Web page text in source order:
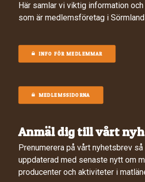
Här samlar vi viktig information
som är medlemsföretag i
INFO FÖR MEDLEMMAR
MEDLEMSSIDORNA
Anmäl dig till vårt
Prenumerera på vårt nyhetsbrev
uppdaterad med senaste nytt om
producenter och aktiviteter i